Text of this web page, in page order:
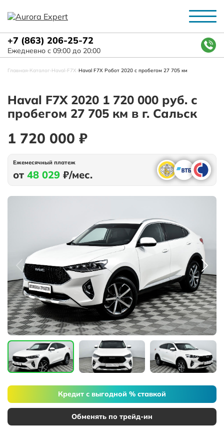
+7 (863) 206-25-72
Ежедневно с 09:00 до 20:00
Главная-Каталог-Haval-F7X-Haval F7X Робот 2020 с пробегом 27 705 км
Haval F7X 2020 1 720 000 руб. с
пробегом 27 705 км в г. Сальск
1 720 000 ₽
Ежемесячный платеж
от 48 029 ₽/мес.
Кредит с выгодной % ставкой
Обменять по трейд-ин